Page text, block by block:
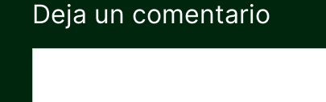
Deja un comentario